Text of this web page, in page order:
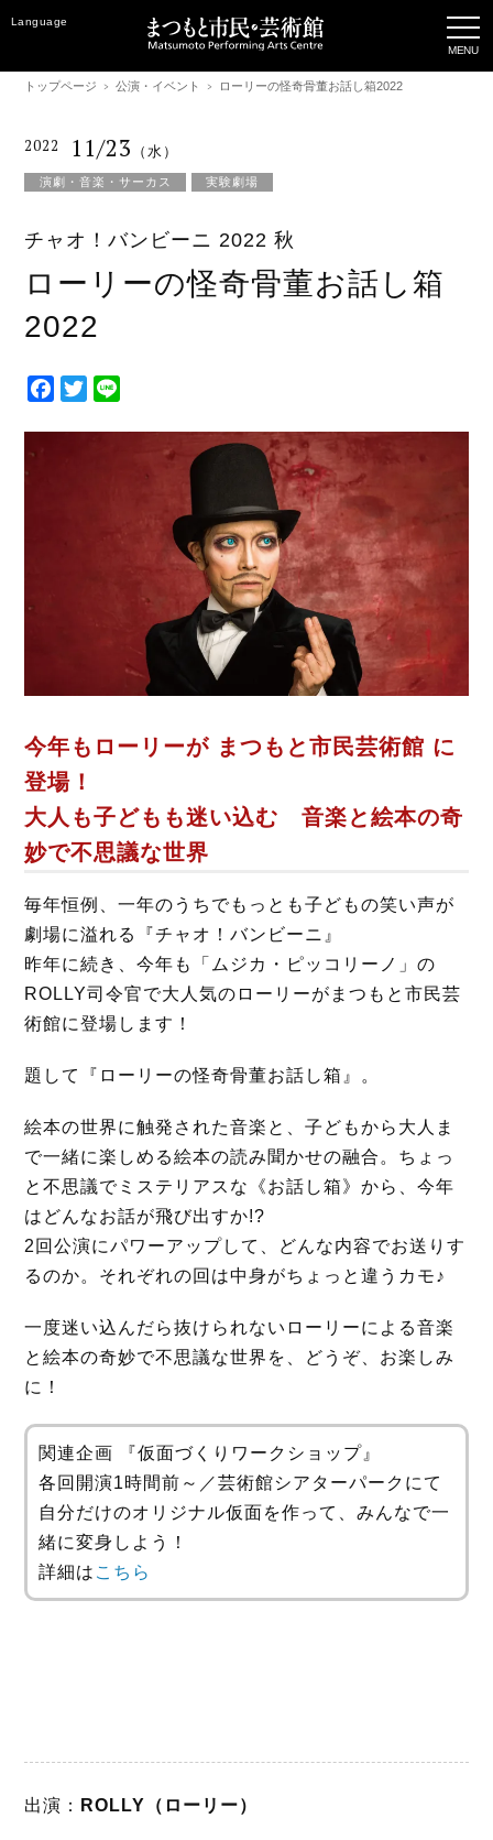
Language
トップページ 公演・イベント ローリーの怪奇骨董お話し箱2022
2022 11/23 （水）
演劇・音楽・サーカス 実験劇場
チャオ！バンビーニ 2022 秋
ローリーの怪奇骨董お話し箱
2022
F
T
今年もローリーが まつもと市民芸術館 に
登場！
大人も子どもも迷い込む 音楽と絵本の奇
妙で不思議な世界
毎年恒例、一年のうちでもっとも子どもの笑い声が
劇場に溢れる『チャオ！バンビーニ』
昨年に続き、今年も「ムジカ・ピッコリーノ」の
ROLLY司令官で大人気のローリーがまつもと市民芸
術館に登場します！
題して『ローリーの怪奇骨董お話し箱』。
絵本の世界に触発された音楽と、子どもから大人ま
で一緒に楽しめる絵本の読み聞かせの融合。ちょっ
と不思議でミステリアスな《お話し箱》から、今年
はどんなお話が飛び出すか!?
2回公演にパワーアップして、どんな内容でお送りす
るのか。それぞれの回は中身がちょっと違うカモ♪
一度迷い込んだら抜けられないローリーによる音楽
と絵本の奇妙で不思議な世界を、どうぞ、お楽しみ
に！
関連企画 『仮面づくりワークショップ』
各回開演1時間前～／芸術館シアターパークにて
自分だけのオリジナル仮面を作って、みんなで一
緒に変身しよう！
詳細は こちら
出演： ROLLY（ローリー）